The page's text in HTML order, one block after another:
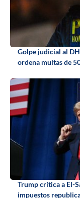
Golpe judicial al
ordena multas de
Trump critica a El-
impuestos